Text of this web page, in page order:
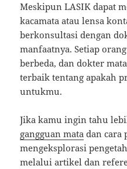
Meskipun LASIK dapat
kacamata atau lensa
berkonsultasi dengan
manfaatnya. Setiap
berbeda, dan dokter
terbaik tentang apakah
untukmu.
Jika kamu ingin tahu
gangguan mata dan cara
mengeksplorasi
melalui artikel dan